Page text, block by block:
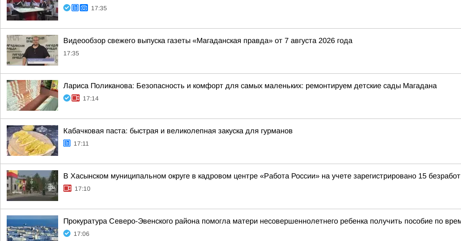
17:35
Видеообзор свежего выпуска газеты «Магаданская правда» от 7 августа 2026 года
17:35
Лариса Поликанова: Безопасность и комфорт для самых маленьких: ремонтируем детские сады Магадана
17:14
Кабачковая паста: быстрая и великолепная закуска для гурманов
17:11
В Хасынском муниципальном округе в кадровом центре «Работа России» на учете зарегистрировано 15
17:10
Прокуратура Северо-Эвенского района помогла матери несовершеннолетнего ребенка получить пособие по
17:06